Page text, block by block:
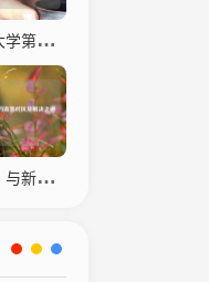
河北医科大学第四医院，仁心仁术，守护生命之光
中年发福，与新陈代谢的温柔对抗及解决之道